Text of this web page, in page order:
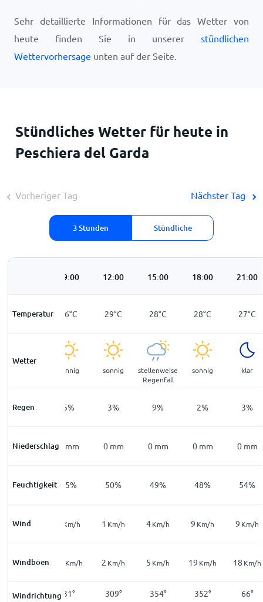
Sehr detaillierte Informationen für das Wetter von
heute finden Sie in unserer stündlichen
Wettervorhersage unten auf der Seite.
Stündliches Wetter für heute in
Peschiera del Garda
Vorheriger Tag
3 Stunden Stündliche
Nächster Tag
09:00 12:00 15:00 18:00 21:00
Temperatur
21°C 26°C 29°C 28°C 28°C 27°C
Wetter
sonnig sonnig
stellenweise
Regenfall
sonnig klar
Regen
53% 5% 3% 9% 2% 3%
Niederschlag
0,6mm 0 mm 0 mm 0 mm 0 mm 0 mm
Feuchtigkeit
81% 65% 50% 49% 48% 54%
Wind
13Km/h Km/h 1 Km/h 4Km/h 9 Km/h 9 Km/h
Windböen
23Km/h Km/h 2 Km/h 5 Km/h 19 Km/h 18 Km/h
Windrichtung
17° 31° 309° 354° 352° 66°